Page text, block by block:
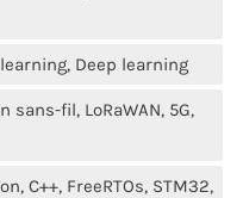
Deep learning
fil, LoRaWAN, 5G,
C++, FreeRTOs, STM32,